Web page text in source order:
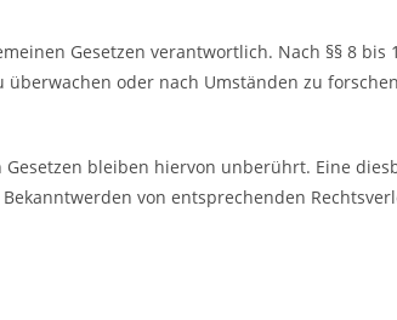
Gesetzen verantwortlich. Nach §§ 8 bis
oder nach Umständen zu
bleiben hiervon unberührt. Eine
von entsprechenden